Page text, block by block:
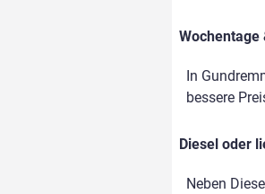
Wochentage
In
bessere
Diesel oder
Neben